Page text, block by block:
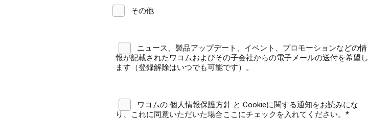
その他
ニュース、製品アップデート、イベント、プロモーションなどの情
報が記載されたワコムおよびその子会社からの電子メールの送付を希望し
ます（登録解除はいつでも可能です）。
ワコムの 個人情報保護方針 と Cookieに関する通知をお読みにな
り、これに同意いただいた場合ここにチェックを入れてください。*